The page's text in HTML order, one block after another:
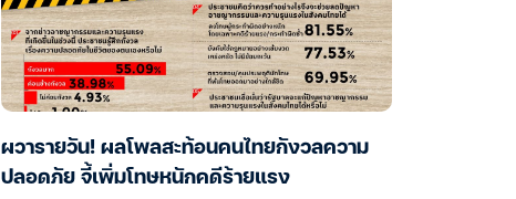
ผวารายวัน! ผลโพลสะท้อนคนไทยกังวลความ
ปลอดภัย จี้เพิ่มโทษหนักคดีร้ายแรง